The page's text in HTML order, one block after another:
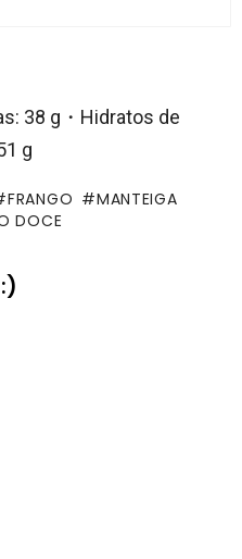
38 g・Hidratos de
g
FRANGO
MANTEIGA
DOCE